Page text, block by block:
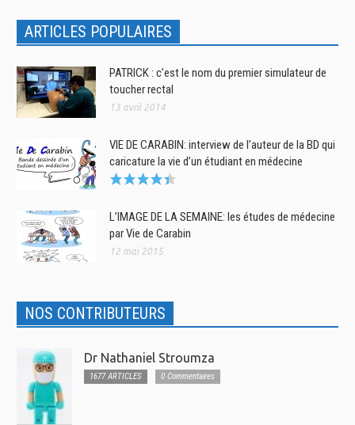
ARTICLES POPULAIRES
PATRICK : c’est le nom du premier simulateur de
toucher rectal
13 avril 2014
VIE DE CARABIN: interview de l’auteur de la BD qui
caricature la vie d’un étudiant en médecine
L’IMAGE DE LA SEMAINE: les études de médecine
par Vie de Carabin
12 mai 2015
NOS CONTRIBUTEURS
Dr Nathaniel Stroumza
1677 ARTICLES 0 Commentaires